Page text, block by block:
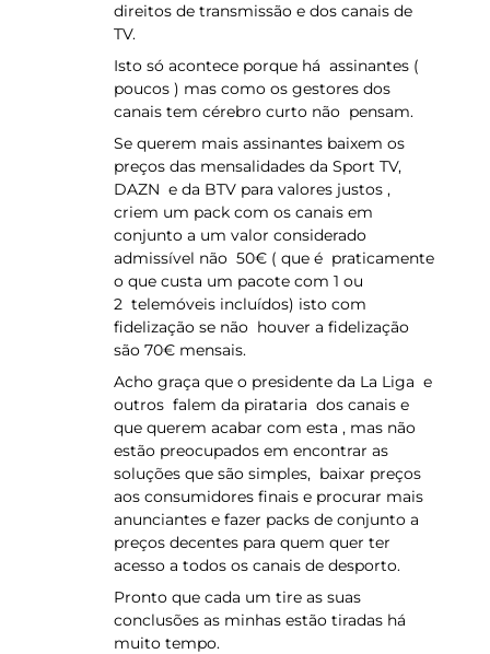
direitos de transmissão e dos canais de
TV.
Isto só acontece porque há assinantes (
poucos ) mas como os gestores dos
canais tem cérebro curto não pensam.
Se querem mais assinantes baixem os
preços das mensalidades da Sport TV,
DAZN e da BTV para valores justos ,
criem um pack com os canais em
conjunto a um valor considerado
admissível não 50€ ( que é praticamente
o que custa um pacote com 1 ou
2 telemóveis incluídos) isto com
fidelização se não houver a fidelização
são 70€ mensais.
Acho graça que o presidente da La Liga e
outros falem da pirataria dos canais e
que querem acabar com esta , mas não
estão preocupados em encontrar as
soluções que são simples, baixar preços
aos consumidores finais e procurar mais
anunciantes e fazer packs de conjunto a
preços decentes para quem quer ter
acesso a todos os canais de desporto.
Pronto que cada um tire as suas
conclusões as minhas estão tiradas há
muito tempo.